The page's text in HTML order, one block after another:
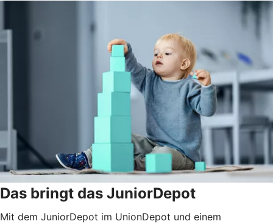
Das bringt das JuniorDepot
Mit dem JuniorDepot im UnionDepot und einem